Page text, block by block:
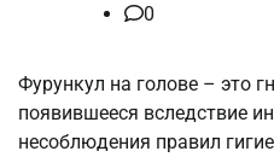
0
Фурункул на голове – это
появившееся вследствие
несоблюдения правил